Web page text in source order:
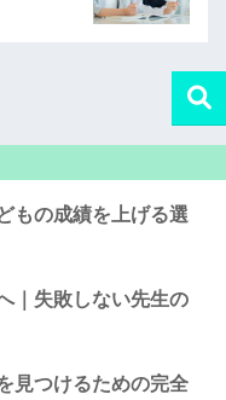
もの成績を上げる選
｜失敗しない先生の
見つけるための完全